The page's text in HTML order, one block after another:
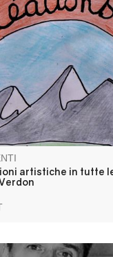
le creazioni degli
"Danza e musica!
artistiche in tutte